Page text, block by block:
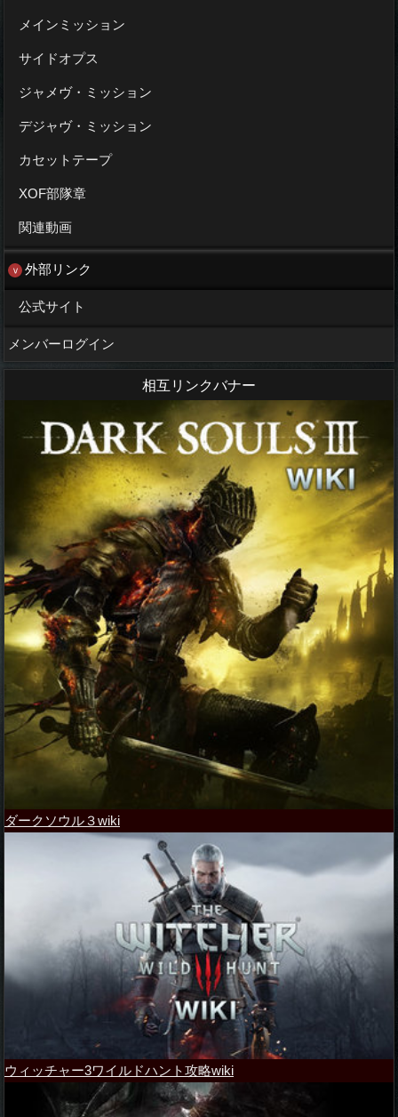
メインミッション
サイドオプス
ジャメヴ・ミッション
デジャヴ・ミッション
カセットテープ
XOF部隊章
関連動画
外部リンク
公式サイト
メンバーログイン
相互リンクバナー
ダークソウル３wiki
ウィッチャー3ワイルドハント攻略wiki